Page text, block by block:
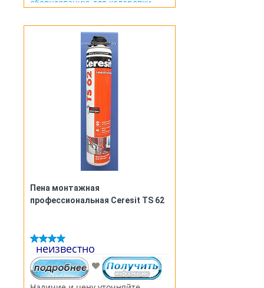
оборудованию для колеровки.
Краска Alpina Expert
устойчива к атмосферным
воздействиям. Состав
специально разработан для
устойчивости наружных
декоративно красочных
покрытий. Благодаря широкой
цветовой гамме Краска Alpina
Expert Fassadenfarbe может
использоваться для различных
строений с интересными
цветовыми решениями. У нас
можно заказать различные
оттенки, выбрав цвет краски по
каталогу Caparol в интернете. А в
Барановичах мы можем
доставить вам специальный
пробник для выбора оттенков
Пена монтажная
профессиональная Ceresit TS 62
неизвестно